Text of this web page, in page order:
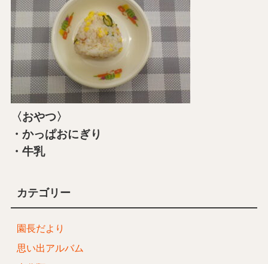
〈おやつ〉
・かっぱおにぎり
・牛乳
カテゴリー
園長だより
思い出アルバム